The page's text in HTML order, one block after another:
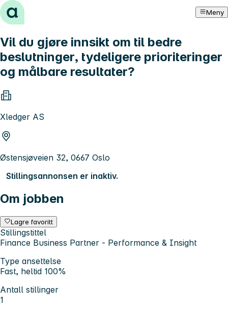
Hopp til innhold Meny
Vil du gjøre innsikt om til bedre
beslutninger, tydeligere prioriteringer
og målbare resultater?
Xledger AS
Østensjøveien 32, 0667 Oslo
Stillingsannonsen er inaktiv.
Om jobben
Lagre favoritt
Stillingstittel
Finance Business Partner - Performance & Insight
Type ansettelse
Fast, heltid 100%
Antall stillinger
1